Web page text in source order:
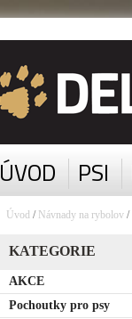
ÚVOD PSI
Úvod / Návnady na rybolov/
KATEGORIE
AKCE
Pochoutky pro psy